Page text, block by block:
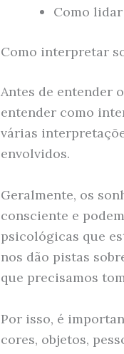
Como
Como interpretar
Antes de entender
entender como
várias
envolvidos.
Geralmente, os
consciente e
psicológicas que
nos dão pistas
que precisamos
Por isso, é
cores, objetos,